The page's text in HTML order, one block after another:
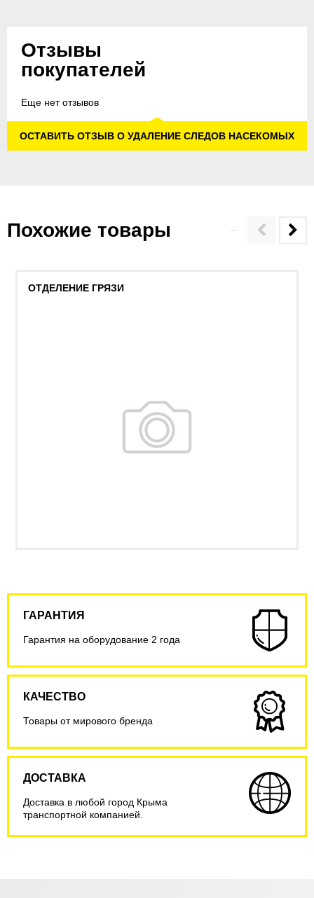
Отзывы
покупателей
Еще нет отзывов
ОСТАВИТЬ ОТЗЫВ О УДАЛЕНИЕ СЛЕДОВ НАСЕКОМЫХ
Похожие товары
ОТДЕЛЕНИЕ ГРЯЗИ
ГАРАНТИЯ
Гарантия на оборудование 2 года
КАЧЕСТВО
Товары от мирового бренда
ДОСТАВКА
Доставка в любой город Крыма
транспортной компанией.